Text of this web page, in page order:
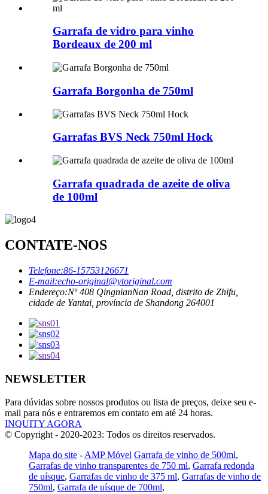
Garrafa de vidro para vinho
Bordeaux de 200 ml
Garrafa Borgonha de 750ml
Garrafas BVS Neck 750ml Hock
Garrafa quadrada de azeite de oliva
de 100ml
CONTATE-NOS
Telefone:86-15753126671
E-mail:echo-original@ytoriginal.com
Endereço:Nº 408 QingnianNan Road, distrito de Zhifu,
cidade de Yantai, província de Shandong 264001
NEWSLETTER
Para dúvidas sobre nossos produtos ou lista de preços, deixe seu e-
mail para nós e entraremos em contato em até 24 horas.
INQUITY AGORA
© Copyright - 2020-2023: Todos os direitos reservados.
Mapa do site - AMP Móvel Garrafa de vinho de 500ml,
Garrafas de vinho transparentes de 750 ml, Garrafa redonda
de uísque, Garrafas de vinho de 375 ml, Garrafas de vinho de
750ml, Garrafa de uísque de 700ml,